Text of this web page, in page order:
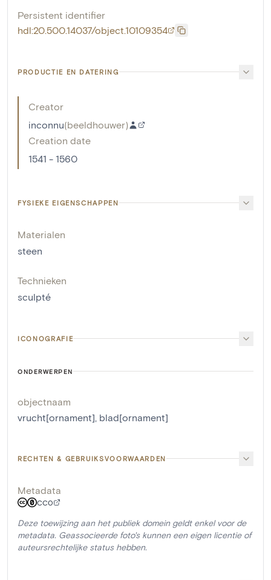
Persistent identifier
hdl:20.500.14037/object.10109354
PRODUCTIE EN DATERING
Creator
inconnu(beeldhouwer)
Creation date
1541 - 1560
FYSIEKE EIGENSCHAPPEN
Materialen
steen
Technieken
sculpté
ICONOGRAFIE
ONDERWERPEN
objectnaam
vrucht[ornament] blad[ornament]
RECHTEN & GEBRUIKSVOORWAARDEN
Metadata
CC0
Deze toewijzing aan het publiek domein geldt enkel voor de
metadata. Geassocieerde foto's kunnen een eigen licentie of
auteursrechtelijke status hebben.